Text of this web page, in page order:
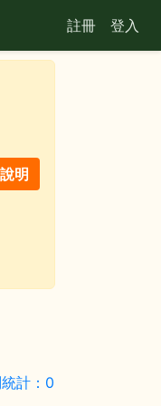
註冊 登入
計：0